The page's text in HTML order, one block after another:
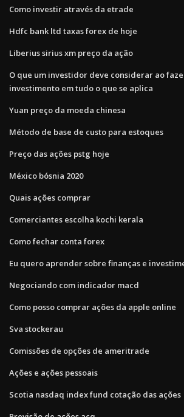
Como investir através da etrade
Hdfc bank ltd taxas forex de hoje
Liberius sirius xm preço da ação
O que um investidor deve considerar ao
investimento em tudo o que se aplica
Yuan preço da moeda chinesa
Método de base de custo para estoques
Preço das ações pstg hoje
México bósnia 2020
Quais ações comprar
Comerciantes escolha kochi kerala
Como fechar conta forex
Eu quero aprender sobre finanças e
Negociando com indicador macd
Como posso comprar ações da apple online
Sva stockerau
Comissões de opções de ameritrade
Ações e ações pessoais
Scotia nasdaq index fund cotação das ações